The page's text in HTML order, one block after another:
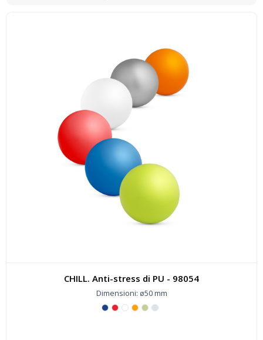
CHILL. Anti-stress di PU - 98054
Dimensioni: ø50 mm